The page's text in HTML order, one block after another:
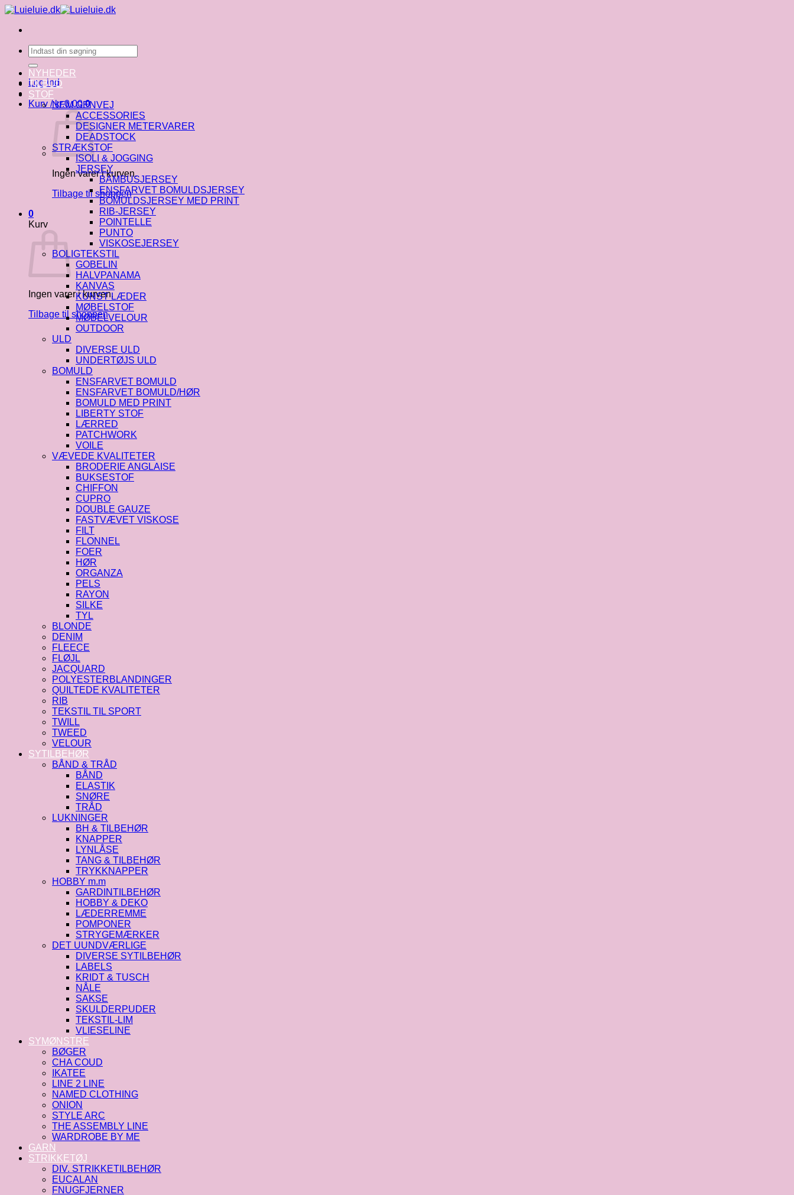
Fortsæt
indhold
Søg
efter:
Log ind
Kurv /kr.0.00 0
Ingen varer i kurven.
Tilbage til shoppen
0
Kurv
Ingen varer i kurven.
Tilbage til shoppen
NYHEDER
TILBUD
STOF
NEM GENVEJ
ACCESSORIES
DESIGNER METERVARER
DEADSTOCK
STRÆKSTOF
ISOLI & JOGGING
JERSEY
BAMBUSJERSEY
ENSFARVET BOMULDSJERSEY
BOMULDSJERSEY MED PRINT
RIB-JERSEY
POINTELLE
PUNTO
VISKOSEJERSEY
BOLIGTEKSTIL
GOBELIN
HALVPANAMA
KANVAS
KUNST LÆDER
MØBELSTOF
MØBELVELOUR
OUTDOOR
ULD
DIVERSE ULD
UNDERTØJS ULD
BOMULD
ENSFARVET BOMULD
ENSFARVET BOMULD/HØR
BOMULD MED PRINT
LIBERTY STOF
LÆRRED
PATCHWORK
VOILE
VÆVEDE KVALITETER
BRODERIE ANGLAISE
BUKSESTOF
CHIFFON
CUPRO
DOUBLE GAUZE
FASTVÆVET VISKOSE
FILT
FLONNEL
FOER
HØR
ORGANZA
PELS
RAYON
SILKE
TYL
BLONDE
DENIM
FLEECE
FLØJL
JACQUARD
POLYESTERBLANDINGER
QUILTEDE KVALITETER
RIB
TEKSTIL TIL SPORT
TWILL
TWEED
VELOUR
SYTILBEHØR
BÅND & TRÅD
BÅND
ELASTIK
SNØRE
TRÅD
LUKNINGER
BH & TILBEHØR
KNAPPER
LYNLÅSE
TANG & TILBEHØR
TRYKKNAPPER
HOBBY m.m
GARDINTILBEHØR
HOBBY & DEKO
LÆDERREMME
POMPONER
STRYGEMÆRKER
DET UUNDVÆRLIGE
DIVERSE SYTILBEHØR
LABELS
KRIDT & TUSCH
NÅLE
SAKSE
SKULDERPUDER
TEKSTIL-LIM
VLIESELINE
SYMØNSTRE
BØGER
CHA COUD
IKATEE
LINE 2 LINE
NAMED CLOTHING
ONION
STYLE ARC
THE ASSEMBLY LINE
WARDROBE BY ME
GARN
STRIKKETØJ
DIV. STRIKKETILBEHØR
EUCALAN
FNUGFJERNER